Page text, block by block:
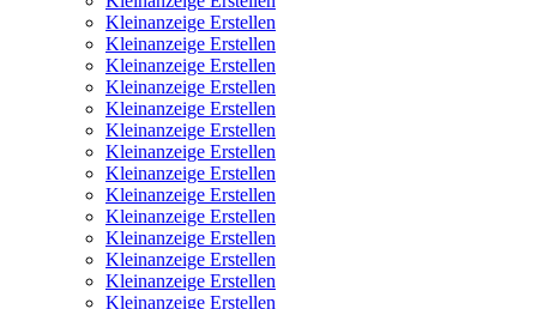
Kleinanzeige Erstellen
Kleinanzeige Erstellen
Kleinanzeige Erstellen
Kleinanzeige Erstellen
Kleinanzeige Erstellen
Kleinanzeige Erstellen
Kleinanzeige Erstellen
Kleinanzeige Erstellen
Kleinanzeige Erstellen
Kleinanzeige Erstellen
Kleinanzeige Erstellen
Kleinanzeige Erstellen
Kleinanzeige Erstellen
Kleinanzeige Erstellen